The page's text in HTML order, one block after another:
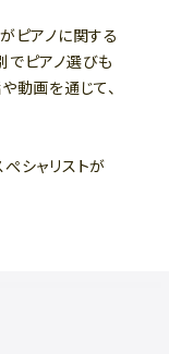
ピアノに関する
でピアノ選びも
動画を通じて、
シャリストが